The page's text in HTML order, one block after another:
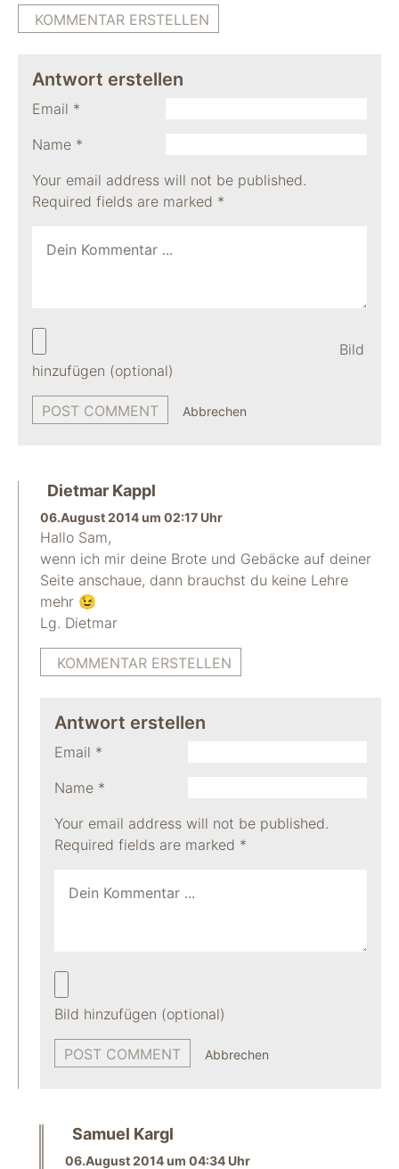
KOMMENTAR ERSTELLEN
Antwort erstellen
Your email address will not be published.
Required fields are marked *
Name *
Email *
Bild
hinzufügen (optional)
Abbrechen
Dietmar Kappl
06.August 2014 um 02:17 Uhr
Hallo Sam,
wenn ich mir deine Brote und Gebäcke auf deiner
Seite anschaue, dann brauchst du keine Lehre
mehr 😉
Lg. Dietmar
KOMMENTAR ERSTELLEN
Antwort erstellen
Your email address will not be published.
Required fields are marked *
Name *
Email *
Bild hinzufügen (optional)
Abbrechen
Samuel Kargl
06.August 2014 um 04:34 Uhr